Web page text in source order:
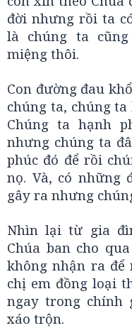
đời nhưng rồi ta
là chúng ta
miệng thôi.
Con đường đau
chúng ta, chúng
Chúng ta hạnh
nhưng chúng ta
phúc đó để rồi
nọ. Và, có những
gây ra nhưng
Nhìn lại từ gia
Chúa ban cho
không nhận ra
chị em đồng loại
ngay trong chính
xáo trộn.